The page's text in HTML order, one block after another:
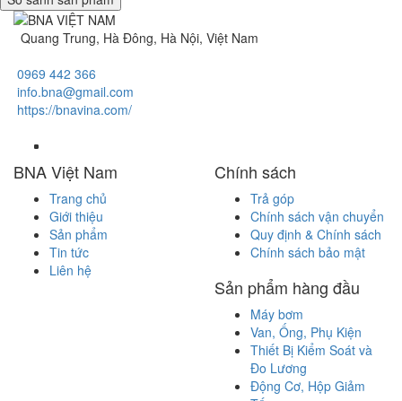
Quang Trung, Hà Đông, Hà Nội, Việt Nam
0969 442 366
info.bna@gmail.com
https://bnavina.com/
BNA Việt Nam
Trang chủ
Giới thiệu
Sản phẩm
Tin tức
Liên hệ
Chính sách
Trả góp
Chính sách vận chuyển
Quy định & Chính sách
Chính sách bảo mật
Sản phẩm hàng đầu
Máy bơm
Van, Ống, Phụ Kiện
Thiết Bị Kiểm Soát và
Đo Lương
Động Cơ, Hộp Giảm